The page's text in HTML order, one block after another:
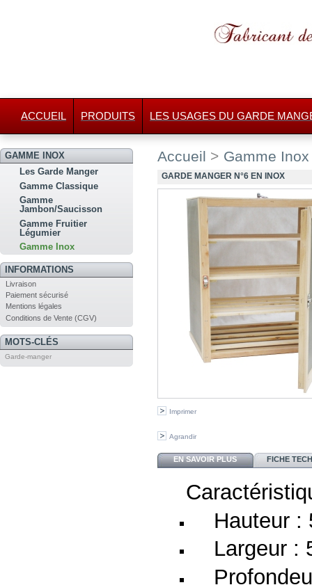
ACCUEIL PRODUITS LES USAGES DU GARDE
GAMME INOX
Les Garde Manger
Gamme Classique
Gamme
Jambon/Saucisson
Gamme Fruitier
Légumier
Gamme Inox
INFORMATIONS
Livraison
Paiement sécurisé
Mentions légales
Conditions de Vente (CGV)
MOTS-CLÉS
Garde-manger
Accueil > Gamme Inox
GARDE MANGER N°6 EN INOX
Imprimer
Agrandir
EN SAVOIR PLUS FICHE
Hauteur :
Largeur :